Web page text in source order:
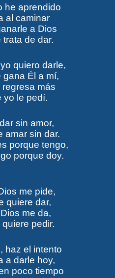
he aprendido
al caminar
a Dios
de dar.
quiero darle,
gana Él a mí,
más
yo le pedí.
sin amor,
amar sin dar.
porque tengo,
porque doy.
me pide,
quiere dar,
me da,
pedir.
haz el intento
a darle hoy,
poco tiempo